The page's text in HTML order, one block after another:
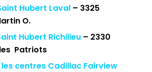
Hubert Laval – 3325
O.
Hubert Richilieu – 2330
Patriots
les centres Cadillac Fairview